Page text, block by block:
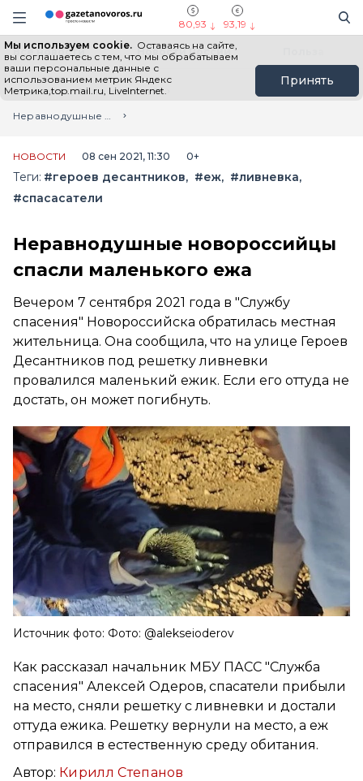
Информационный портал "ГазетаНоворос.ру"
Навигация сайта
80,93 93,19
Мы используем cookie. Оставаясь на сайте,
вы соглашаетесь с тем, что мы обрабатываем
ваши персональные данные с
использованием метрик Яндекс
Метрика,top.mail.ru, LiveInternet.
Принять
Все новости Новости России
Главная
Лента новостей
Неравнодушные новороссийцы спасли маленького ежа
НОВОСТИ 08 сен 2021, 11:30 0+
Теги: #героев десантников #еж
#ливневка
#спасасатели
Неравнодушные новороссийцы
спасли маленького ежа
Вечером 7 сентября 2021 года в "Службу
спасения" Новороссийска обратилась местная
жительница. Она сообщила, что на улице Героев
Десантников под решетку ливневки
провалился маленький ежик. Если его оттуда не
достать, он может погибнуть.
Источник фото: Фото: @alekseioderov
Как рассказал начальник МБУ ПАСС "Служба
спасения" Алексей Одеров, спасатели прибыли
на место, сняли решетку с ливневки и достали
оттуда ежика. Решетку вернули на место, а еж
отправился в естественную среду обитания.
Автор: Кирилл Степанов